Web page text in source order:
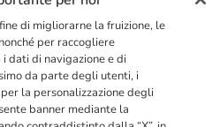
di migliorarne la fruizione, le
per raccogliere
dati di navigazione e di
da parte degli utenti, i
la personalizzazione degli
banner mediante la